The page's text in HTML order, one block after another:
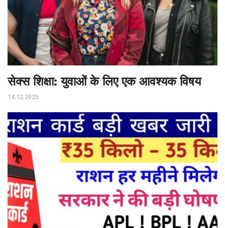
सेक्स शिक्षा: युवाओं के लिए एक आवश्यक विषय
14.12.2025